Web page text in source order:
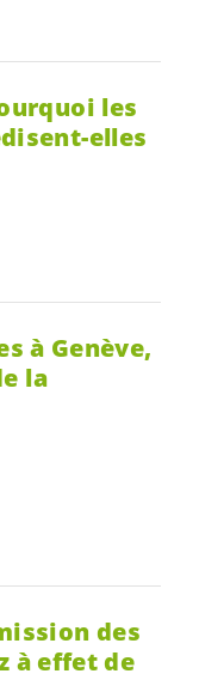
les
elles
à Genève,
la
des
à effet de